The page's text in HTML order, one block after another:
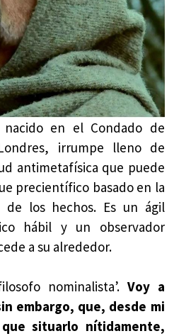
en el Condado de
irrumpe lleno de
antimetafísica que puede
precientífico basado en la
de los hechos. Es un ágil
hábil y un observador
a su alrededor.
nominalista’. Voy a
embargo, que, desde mi
situarlo nítidamente,